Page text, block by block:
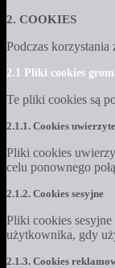
2. COOKIES
Podczas korzystania
2.1 Pliki cookies
Te pliki cookies są
2.1.1. Cookies
Pliki cookies
celu ponownego
2.1.2. Cookies sesyjne
Pliki cookies
użytkownika, gdy
2.1.3. Cookies